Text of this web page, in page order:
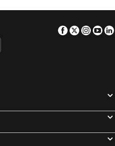
Totana, bed and breakfasts
Fuente Álamo, bed and breakfasts
Facebook
Twitter